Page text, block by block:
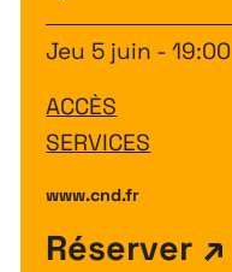
Jeu 5 juin - 19:00
ACCÈS
SERVICES
www.cnd.fr
Réserver